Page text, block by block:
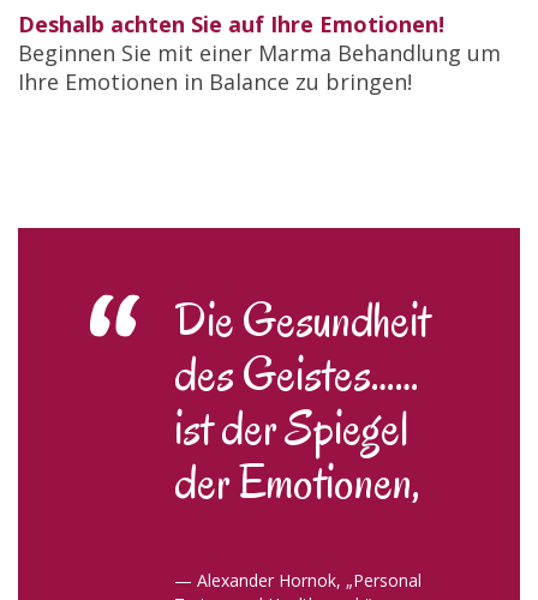
Deshalb achten Sie auf Ihre Emotionen!
Beginnen Sie mit einer Marma Behandlung um
Ihre Emotionen in Balance zu bringen!
Die Gesundheit
des Geistes……
ist der Spiegel
der Emotionen,
— Alexander Hornok, „Personal